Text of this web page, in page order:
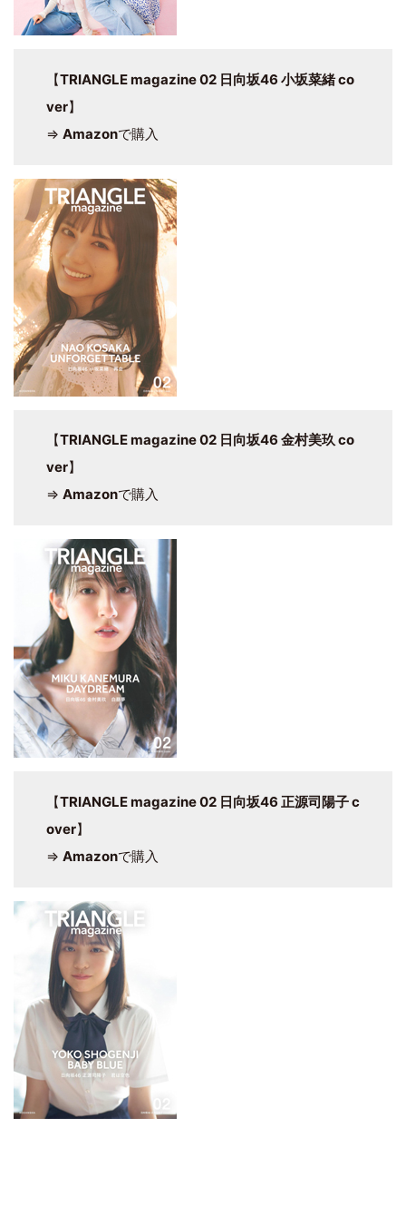
【TRIANGLE magazine 02 日向坂46 小坂菜緒 co
ver】
⇒ Amazonで購入
【TRIANGLE magazine 02 日向坂46 金村美玖 co
ver】
⇒ Amazonで購入
【TRIANGLE magazine 02 日向坂46 正源司陽子 c
over】
⇒ Amazonで購入